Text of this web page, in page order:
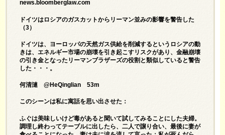
news.bloomberglaw.com
ドイツはロシアのガスカットからリーマン並みの影響を警告した
（3）
ドイツは、ヨーロッパの天然ガス供給を削減するというロシアの動
きは、エネルギー市場の崩壊を引き起こすリスクがあり、金融崩壊​​
の引き金となったリーマンブラザーズの役割と類似していると警告
した・・・。
何清漣 @HeQinglian 53m
このシーンは私に寓話を思い出させた：
ふぐは美味しいけど毒があると聞いて試してみることにした夫婦。
調理し終わってテーブルに出したら、二人で譲り合い、最後に妻が